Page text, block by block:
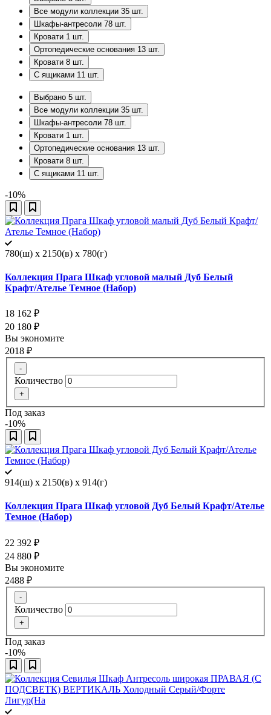
Все модули коллекции 35 шт.
Шкафы-антресоли 78 шт.
Кровати 1 шт.
Ортопедические основания 13 шт.
Кровати 8 шт.
С ящиками 11 шт.
Выбрано 5 шт.
Все модули коллекции 35 шт.
Шкафы-антресоли 78 шт.
Кровати 1 шт.
Ортопедические основания 13 шт.
Кровати 8 шт.
С ящиками 11 шт.
-10%
780(ш) x 2150(в) x 780(г)
Коллекция Прага Шкаф угловой малый Дуб Белый
Крафт/Ателье Темное (Набор)
18 162 ₽
20 180 ₽
Вы экономите
2018 ₽
-
Количество
+
Под заказ
-10%
914(ш) x 2150(в) x 914(г)
Коллекция Прага Шкаф угловой Дуб Белый Крафт/Ателье
Темное (Набор)
22 392 ₽
24 880 ₽
Вы экономите
2488 ₽
-
Количество
+
Под заказ
-10%